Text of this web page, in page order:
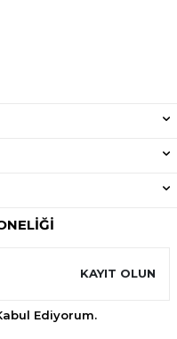
KAYIT OLUN
Ediyorum.